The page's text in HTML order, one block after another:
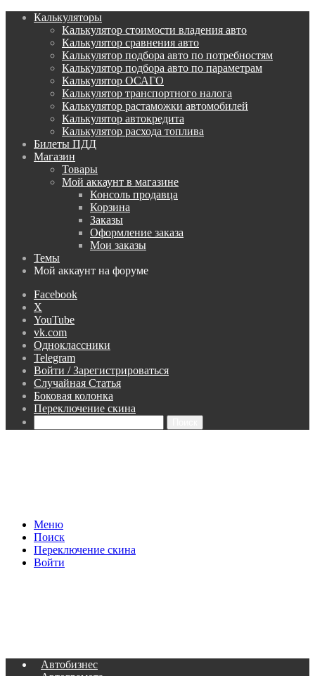
Калькуляторы
Калькулятор стоимости владения авто
Калькулятор сравнения авто
Калькулятор подбора авто по потребностям
Калькулятор подбора авто по параметрам
Калькулятор ОСАГО
Калькулятор транспортного налога
Калькулятор растаможки автомобилей
Калькулятор автокредита
Калькулятор расхода топлива
Билеты ПДД
Магазин
Товары
Мой аккаунт в магазине
Консоль продавца
Корзина
Заказы
Оформление заказа
Мои заказы
Темы
Мой аккаунт на форуме
Facebook
X
YouTube
vk.com
Одноклассники
Telegram
Войти / Зарегистрироваться
Случайная Статья
Боковая колонка
Переключение скина
Меню
Поиск
Переключение скина
Войти
Автобизнес